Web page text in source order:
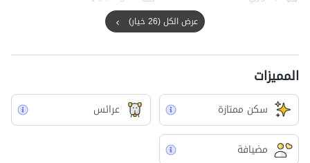
عرض الكل (26 خيار)
المميزات
سکن ممتازة عرائس
مضيافة